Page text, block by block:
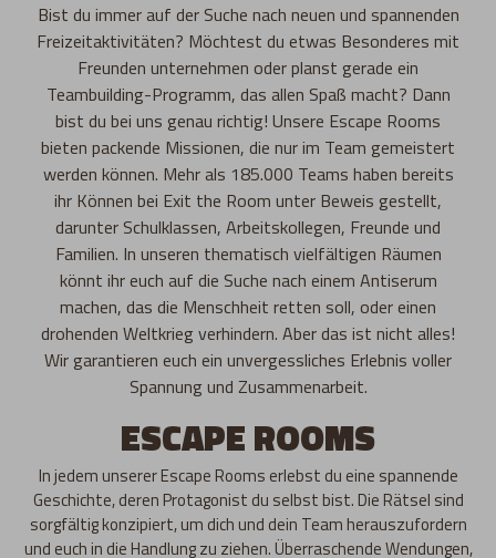
Bist du immer auf der Suche nach neuen und spannenden
Freizeitaktivitäten? Möchtest du etwas Besonderes mit
Freunden unternehmen oder planst gerade ein
Teambuilding-Programm, das allen Spaß macht? Dann
bist du bei uns genau richtig! Unsere Escape Rooms
bieten packende Missionen, die nur im Team gemeistert
werden können. Mehr als 185.000 Teams haben bereits
ihr Können bei Exit the Room unter Beweis gestellt,
darunter Schulklassen, Arbeitskollegen, Freunde und
Familien. In unseren thematisch vielfältigen Räumen
könnt ihr euch auf die Suche nach einem Antiserum
machen, das die Menschheit retten soll, oder einen
drohenden Weltkrieg verhindern. Aber das ist nicht alles!
Wir garantieren euch ein unvergessliches Erlebnis voller
Spannung und Zusammenarbeit.
ESCAPE ROOMS
In jedem unserer Escape Rooms erlebst du eine spannende
Geschichte, deren Protagonist du selbst bist. Die Rätsel sind
sorgfältig konzipiert, um dich und dein Team herauszufordern
und euch in die Handlung zu ziehen. Überraschende Wendungen,